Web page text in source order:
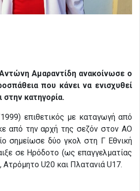
Αμαραντίδη ανακοίνωσε ο
που κάνει να ενισχυθεί
στην κατηγορία.
επιθετικός με καταγωγή από
από την αρχή της σεζόν στον ΑΟ
σημείωσε δύο γκολ στη Γ Εθνική
σε Ηρόδοτο (ως επαγγελματίας
U20 και Πλατανιά U17.